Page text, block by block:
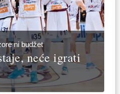
ni budžet
neće igrati